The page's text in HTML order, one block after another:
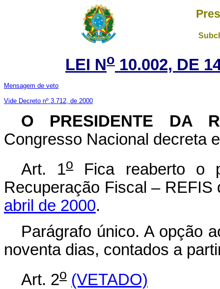
LEI No 10.002, DE
Mensagem de veto
Vide Decreto nº 3.712, de 2000
O PRESIDENTE DA
Congresso Nacional decreta
Art. 1oFica reaberto o
Recuperação Fiscal –
abril de 2000.
Parágrafo único. A opção
noventa dias, contados a
Art. 2o (VETADO)